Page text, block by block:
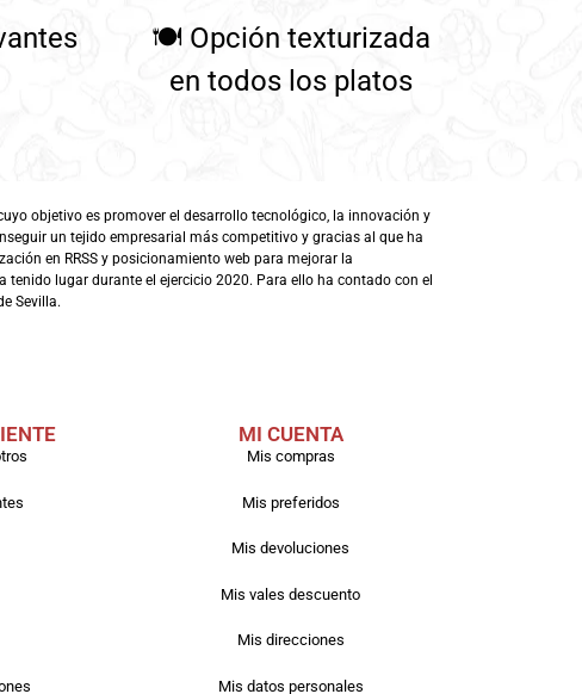
🍽️ Opción texturizada
en todos los platos
objetivo es promover el desarrollo tecnológico, la innovación y
un tejido empresarial más competitivo y gracias al que ha
en RRSS y posicionamiento web para mejorar la
lugar durante el ejercicio 2020. Para ello ha contado con el
Sevilla.
MI CUENTA
Mis compras
Mis preferidos
Mis devoluciones
Mis vales descuento
Mis direcciones
Mis datos personales